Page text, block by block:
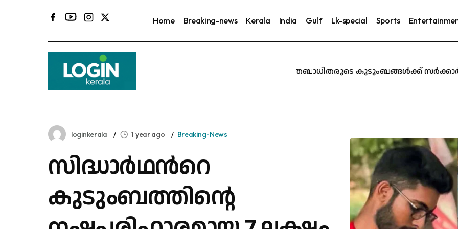
Home Breaking-news Kerala India Gulf Lk-special Sports
കരൂർ ദുരന്തബാധിതരുടെ കുടുംബങ്ങൾക്ക് സർക്കാർ
loginkerala 1 year ago Breaking-News
സിദ്ധാർഥന്‍റെ
കുടുംബത്തിന്റെ